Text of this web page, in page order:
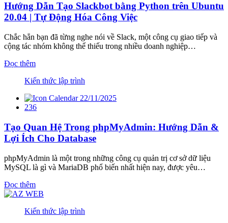
Hướng Dẫn Tạo Slackbot bằng Python trên Ubuntu
20.04 | Tự Động Hóa Công Việc
Chắc hẳn bạn đã từng nghe nói về Slack, một công cụ giao tiếp và
cộng tác nhóm không thể thiếu trong nhiều doanh nghiệp…
Đọc thêm
Kiến thức lập trình
22/11/2025
236
Tạo Quan Hệ Trong phpMyAdmin: Hướng Dẫn &
Lợi Ích Cho Database
phpMyAdmin là một trong những công cụ quản trị cơ sở dữ liệu
MySQL là gì và MariaDB phổ biến nhất hiện nay, được yêu…
Đọc thêm
Kiến thức lập trình